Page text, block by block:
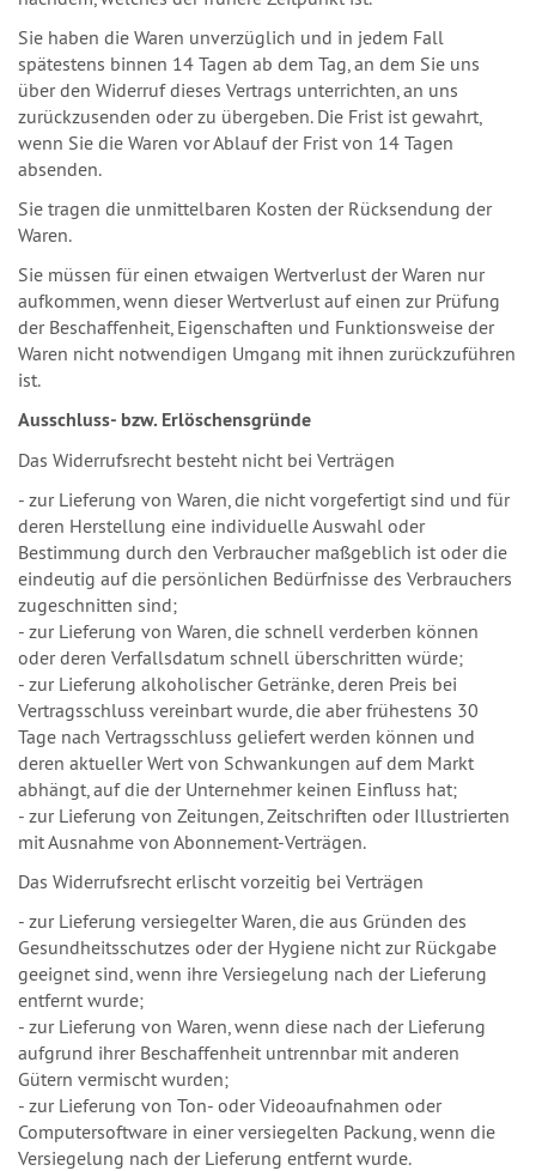
Sie haben die Waren unverzüglich und in jedem Fall
spätestens binnen 14 Tagen ab dem Tag, an dem Sie uns
über den Widerruf dieses Vertrags unterrichten, an uns
zurückzusenden oder zu übergeben. Die Frist ist gewahrt,
wenn Sie die Waren vor Ablauf der Frist von 14 Tagen
absenden.
Sie tragen die unmittelbaren Kosten der Rücksendung der
Waren.
Sie müssen für einen etwaigen Wertverlust der Waren nur
aufkommen, wenn dieser Wertverlust auf einen zur Prüfung
der Beschaffenheit, Eigenschaften und Funktionsweise der
Waren nicht notwendigen Umgang mit ihnen zurückzuführen
ist.
Ausschluss- bzw. Erlöschensgründe
Das Widerrufsrecht besteht nicht bei Verträgen
- zur Lieferung von Waren, die nicht vorgefertigt sind und für
deren Herstellung eine individuelle Auswahl oder
Bestimmung durch den Verbraucher maßgeblich ist oder die
eindeutig auf die persönlichen Bedürfnisse des Verbrauchers
zugeschnitten sind;
- zur Lieferung von Waren, die schnell verderben können
oder deren Verfallsdatum schnell überschritten würde;
- zur Lieferung alkoholischer Getränke, deren Preis bei
Vertragsschluss vereinbart wurde, die aber frühestens 30
Tage nach Vertragsschluss geliefert werden können und
deren aktueller Wert von Schwankungen auf dem Markt
abhängt, auf die der Unternehmer keinen Einfluss hat;
- zur Lieferung von Zeitungen, Zeitschriften oder Illustrierten
mit Ausnahme von Abonnement-Verträgen.
Das Widerrufsrecht erlischt vorzeitig bei Verträgen
- zur Lieferung versiegelter Waren, die aus Gründen des
Gesundheitsschutzes oder der Hygiene nicht zur Rückgabe
geeignet sind, wenn ihre Versiegelung nach der Lieferung
entfernt wurde;
- zur Lieferung von Waren, wenn diese nach der Lieferung
aufgrund ihrer Beschaffenheit untrennbar mit anderen
Gütern vermischt wurden;
- zur Lieferung von Ton- oder Videoaufnahmen oder
Computersoftware in einer versiegelten Packung, wenn die
Versiegelung nach der Lieferung entfernt wurde.